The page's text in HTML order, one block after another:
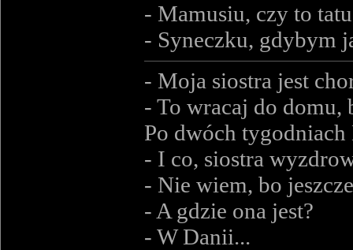
- Mamusiu, czy to
- Syneczku, gdybym
- Moja siostra jest
- To wracaj do domu,
Po dwóch
- I co, siostra
- Nie wiem, bo
- A gdzie ona jest?
- W Danii...